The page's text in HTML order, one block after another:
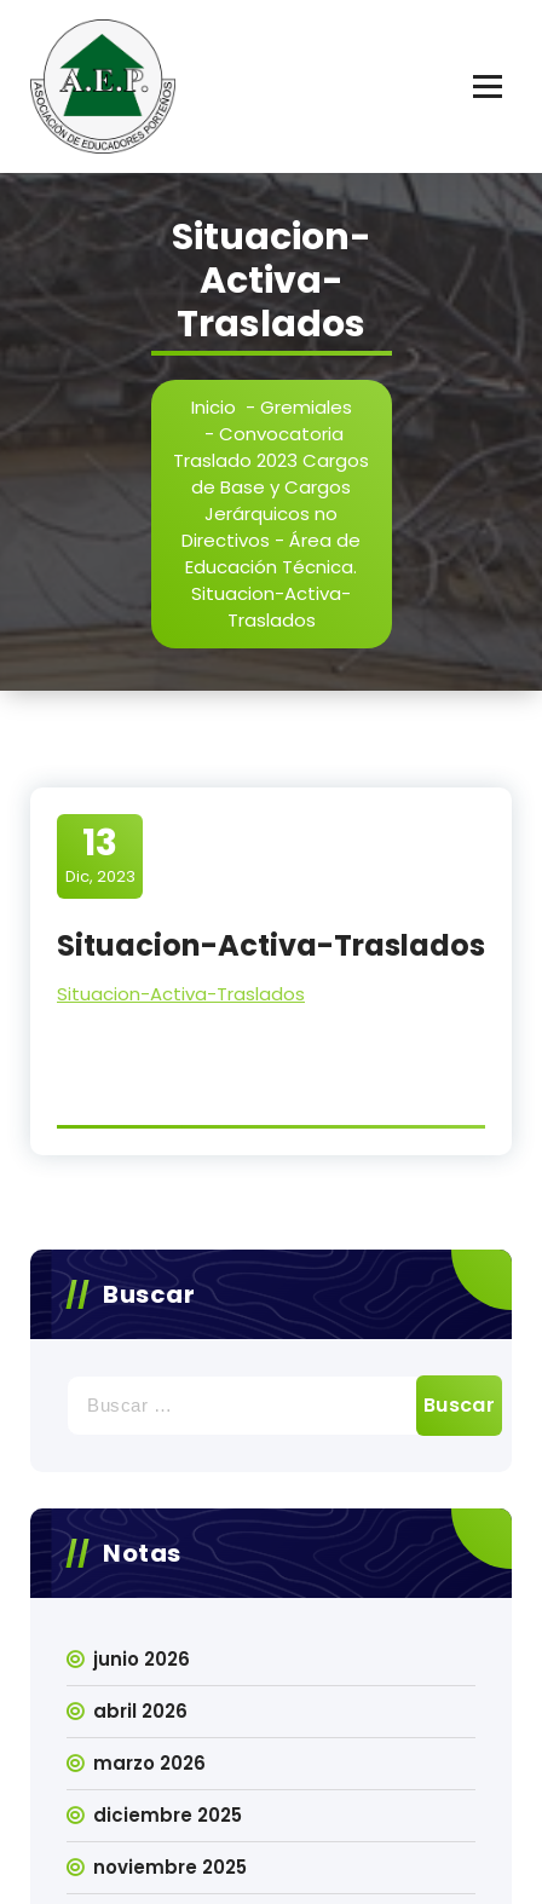
contenido
Situacion-
Activa-
Traslados
Inicio - Gremiales
- Convocatoria
Traslado 2023 Cargos
de Base y Cargos
Jerárquicos no
Directivos - Área de
Educación Técnica.
Situacion-Activa-
Traslados
13
Dic, 2023
Situacion-Activa-Traslados
Situacion-Activa-Traslados
Buscar
Notas
junio 2026
abril 2026
marzo 2026
diciembre 2025
noviembre 2025